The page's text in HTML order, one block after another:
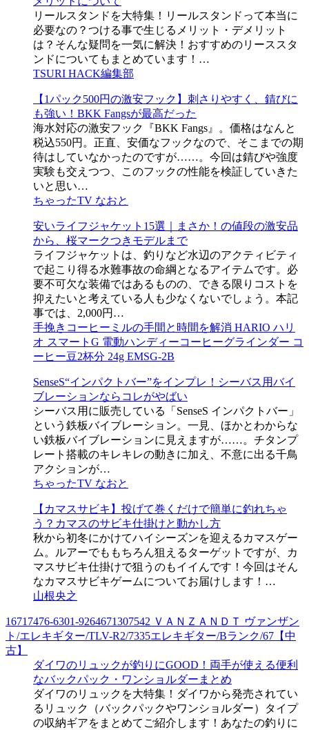
リールスタンドを大特集！リールスタンドって本当に
必要なの？つける事で生じるメリット・デメリット
は？そんな疑問を一気に解決！おすすめのリーススタ
ンドについてもまとめています！…
TSURI HACK編集部
【1パック500円の激安フック】刺さりやすく、錆びに
も強い！BKK Fangsが最高だった
海水対応の激安フック『BKK Fangs』。価格はなんと
税込550円。正直、安価なフックなので、そこまでの期
待はしていなかったのですが……。今回は錆びや強度
実験も交えつつ、このフックの性能を検証していきた
いと思い…
ちゃったTV なおと
安いライフジャケット15選｜まさか！の値段の激安品
から、桜マークつきモデルまで
ライフジャケットは、釣りなど水辺のアクティビティ
で起こり得る水難事故の命綱となるアイテムです。必
要不可欠な装備ではあるものの、できる限りコストを
抑えたいと考えている人も少なくないでしょう。本記
事では、2,000円…
手挽きコーヒーミルの手間と時間を解消 HARIO ハリ
オ スマートG 電動ハンディーコーヒーグラインダー コ
ーヒー豆2杯分 24g EMSG-2B
SenseS“インパクトバー”をインプレ！シーバス用バイ
ブレーションならコレがやばい
シーバス用に販売している「SenseS インパクトバー」
という鉄板バイブレーション。一見、ほかとわからな
い鉄板バイブレーションに見えますが……。チタンプ
レート搭載のキレキレの動きに加え、不意に出る千鳥
アクションが…
ちゃったTV なおと
【カマスサビキ】投げて巻くだけで簡単に釣れちゃ
う？カマスのサビキ仕掛けと動かし方
秋から初冬にかけてハイシーズンを迎えるカマスゲー
ム。ルアーでももちろん狙えるターゲットですが、カ
マスサビキ仕掛けで狙うのもイイんです！今回はそん
なカマスサビキゲームについてお届けします！…
山根央之
16717476-6301-9264671307542 ＶＡＮＺＡＮＤＴ ヴァンザン
ト/エレキギター/TLV-R2/7335エレキギター/Bランク/67【中
古】
ダイワのリュックが釣りにGOOD！両手が使える便利
なバックパック・ワンショルダーまとめ
ダイワのリュックを大特集！ダイワから発売されてい
るリュック（バックパックやワンショルダー）タイプ
の収納ギアをまとめてご紹介します！あなたの釣りに